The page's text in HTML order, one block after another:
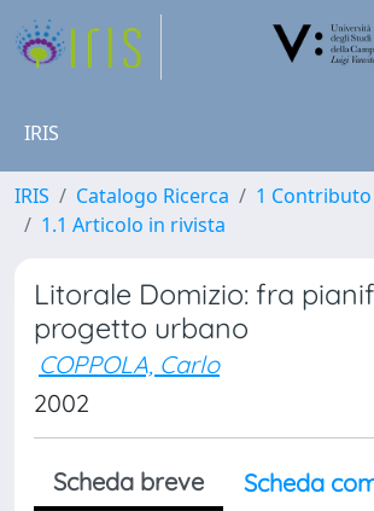
IRIS
IRIS Catalogo Ricerca
1 Contributo
1.1 Articolo in rivista
Litorale Domizio: fra
progetto urbano
COPPOLA, Carlo
2002
Scheda breve
Scheda